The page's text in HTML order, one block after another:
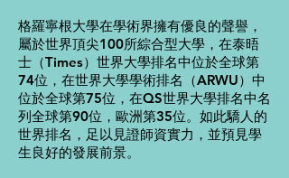
格羅寧根大學在學術界擁有優良的聲譽，
屬於世界頂尖100所綜合型大學，在泰晤
士（Times）世界大學排名中位於全球第
74位，在世界大學學術排名（ARWU）中
位於全球第75位，在QS世界大學排名中名
列全球第90位，歐洲第35位。如此驕人的
世界排名，足以見證師資實力，並預見學
生良好的發展前景。